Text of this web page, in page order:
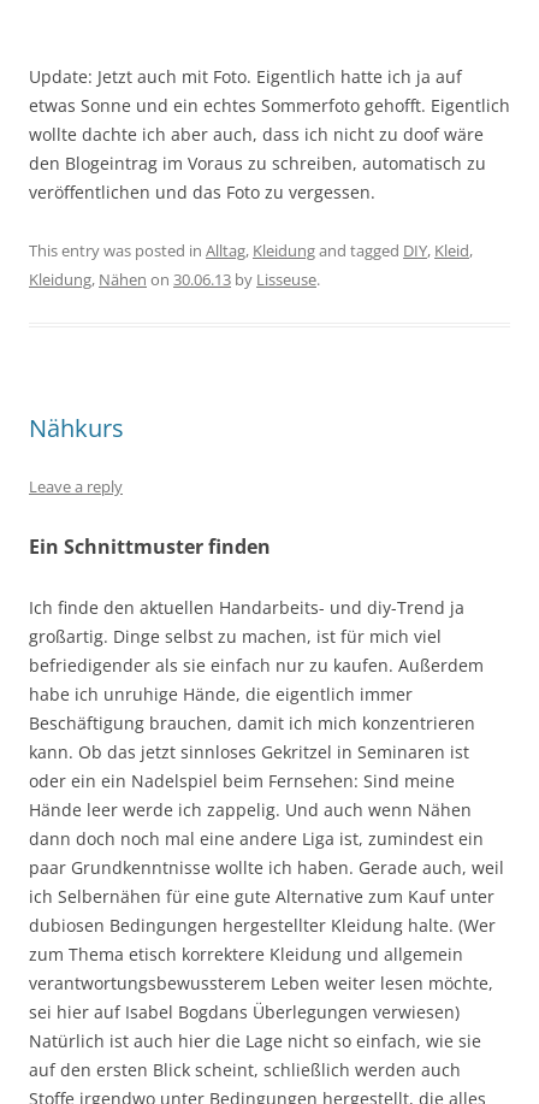
Update: Jetzt auch mit Foto. Eigentlich hatte ich ja auf
etwas Sonne und ein echtes Sommerfoto gehofft. Eigentlich
wollte dachte ich aber auch, dass ich nicht zu doof wäre
den Blogeintrag im Voraus zu schreiben, automatisch zu
veröffentlichen und das Foto zu vergessen.
This entry was posted in Alltag, Kleidungand tagged DIY, Kleid,
Kleidung, Nähen on 30.06.13 by Lisseuse.
Nähkurs
Leave a reply
Ein Schnittmuster finden
Ich finde den aktuellen Handarbeits- und diy-Trend ja
großartig. Dinge selbst zu machen, ist für mich viel
befriedigender als sie einfach nur zu kaufen. Außerdem
habe ich unruhige Hände, die eigentlich immer
Beschäftigung brauchen, damit ich mich konzentrieren
kann. Ob das jetzt sinnloses Gekritzel in Seminaren ist
oder ein ein Nadelspiel beim Fernsehen: Sind meine
Hände leer werde ich zappelig. Und auch wenn Nähen
dann doch noch mal eine andere Liga ist, zumindest ein
paar Grundkenntnisse wollte ich haben. Gerade auch, weil
ich Selbernähen für eine gute Alternative zum Kauf unter
dubiosen Bedingungen hergestellter Kleidung halte. (Wer
zum Thema etisch korrektere Kleidung und allgemein
verantwortungsbewussterem Leben weiter lesen möchte,
sei hier auf Isabel Bogdans Überlegungen verwiesen)
Natürlich ist auch hier die Lage nicht so einfach, wie sie
auf den ersten Blick scheint, schließlich werden auch
Stoffe irgendwo unter Bedingungen hergestellt, die alles